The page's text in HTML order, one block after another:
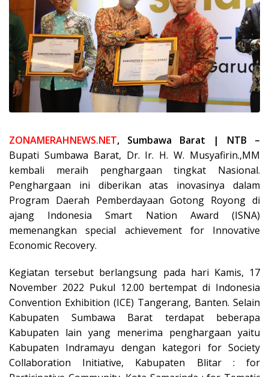
ZONAMERAHNEWS.NET, Sumbawa Barat | NTB –
Bupati Sumbawa Barat, Dr. Ir. H. W. Musyafirin.,MM
kembali meraih penghargaan tingkat Nasional.
Penghargaan ini diberikan atas inovasinya dalam
Program Daerah Pemberdayaan Gotong Royong di
ajang Indonesia Smart Nation Award (ISNA)
memenangkan special achievement for Innovative
Economic Recovery.
Kegiatan tersebut berlangsung pada hari Kamis, 17
November 2022 Pukul 12.00 bertempat di Indonesia
Convention Exhibition (ICE) Tangerang, Banten. Selain
Kabupaten Sumbawa Barat terdapat beberapa
Kabupaten lain yang menerima penghargaan yaitu
Kabupaten Indramayu dengan kategori for Society
Collaboration Initiative, Kabupaten Blitar : for